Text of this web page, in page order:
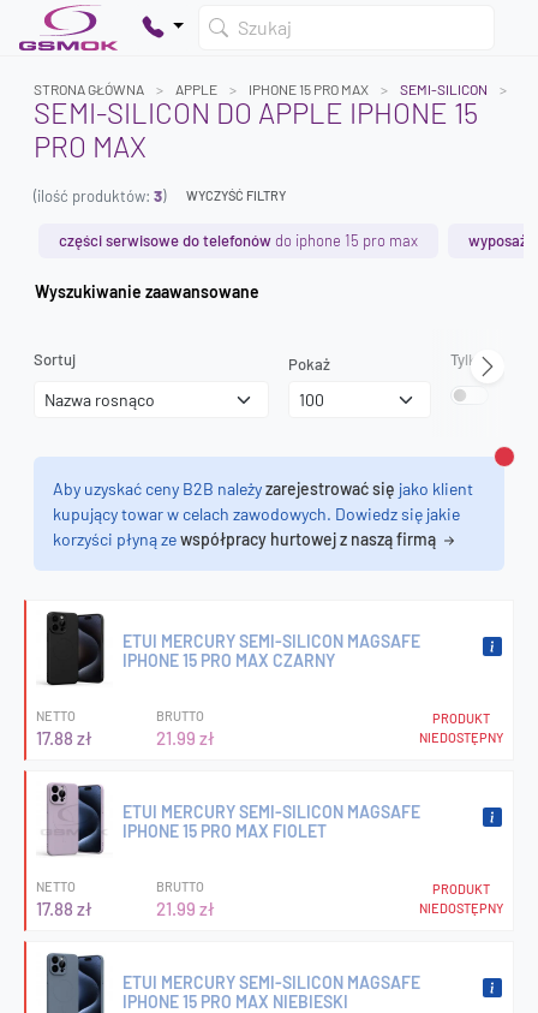
Szukaj
Dodaj produkty, aby kontynuować.
STRONA GŁÓWNA APPLE IPHONE 15 PRO MAX SEMI-SILICON
SEMI-SILICON DO APPLE IPHONE 15
PRO MAX
(ilość produktów: 3) WYCZYŚĆ FILTRY
części serwisowe do telefonów do iphone 15 pro max
Wyszukiwanie zaawansowane
Sortuj Pokaż Tylko
Aby uzyskać ceny B2B należyzarejestrować się jako klient
kupujący towar w celach zawodowych. Dowiedz się jakie
korzyści płyną zewspółpracy hurtowej z naszą firmą
ETUI MERCURY SEMI-SILICON MAGSAFE
IPHONE 15 PRO MAX CZARNY
NETTO
17.88 zł
BRUTTO
21.99 zł
PRODUKT
NIEDOSTĘPNY
ETUI MERCURY SEMI-SILICON MAGSAFE
IPHONE 15 PRO MAX FIOLET
NETTO
17.88 zł
BRUTTO
21.99 zł
PRODUKT
NIEDOSTĘPNY
ETUI MERCURY SEMI-SILICON MAGSAFE
IPHONE 15 PRO MAX NIEBIESKI